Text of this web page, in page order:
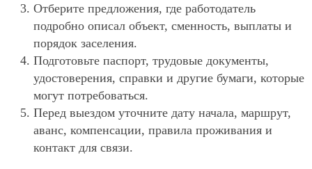
Отберите предложения, где работодатель
подробно описал объект, сменность, выплаты и
порядок заселения.
Подготовьте паспорт, трудовые документы,
удостоверения, справки и другие бумаги, которые
могут потребоваться.
Перед выездом уточните дату начала, маршрут,
аванс, компенсации, правила проживания и
контакт для связи.